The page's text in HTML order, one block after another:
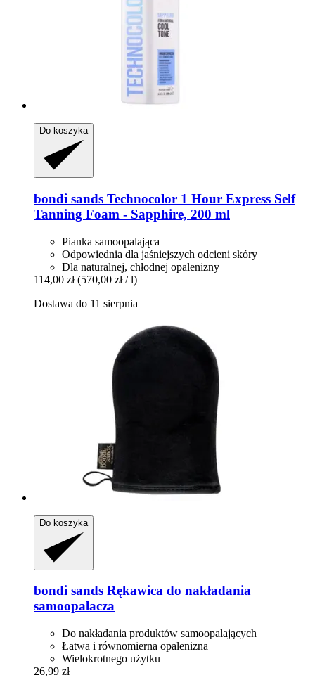
Do koszyka
bondi sands Technocolor 1 Hour Express Self
Tanning Foam -​ Sapphire, 200 ml
Pianka samoopalająca
Odpowiednia dla jaśniejszych odcieni skóry
Dla naturalnej, chłodnej opalenizny
114,00 zł (570,00 zł / l)
Dostawa do 11 sierpnia
Do koszyka
bondi sands Rękawica do nakładania
samoopalacza
Do nakładania produktów samoopalających
Łatwa i równomierna opalenizna
Wielokrotnego użytku
26,99 zł